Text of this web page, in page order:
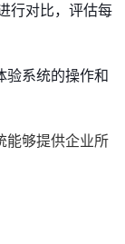
行对比，评估每
验系统的操作和
能够提供企业所